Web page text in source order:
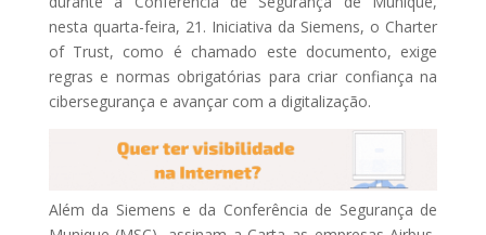
nesta quarta-feira, 21. Iniciativa da Siemens, o Charter
of Trust, como é chamado este documento, exige
regras e normas obrigatórias para criar confiança na
cibersegurança e avançar com a digitalização.
Além da Siemens e da Conferência de Segurança de